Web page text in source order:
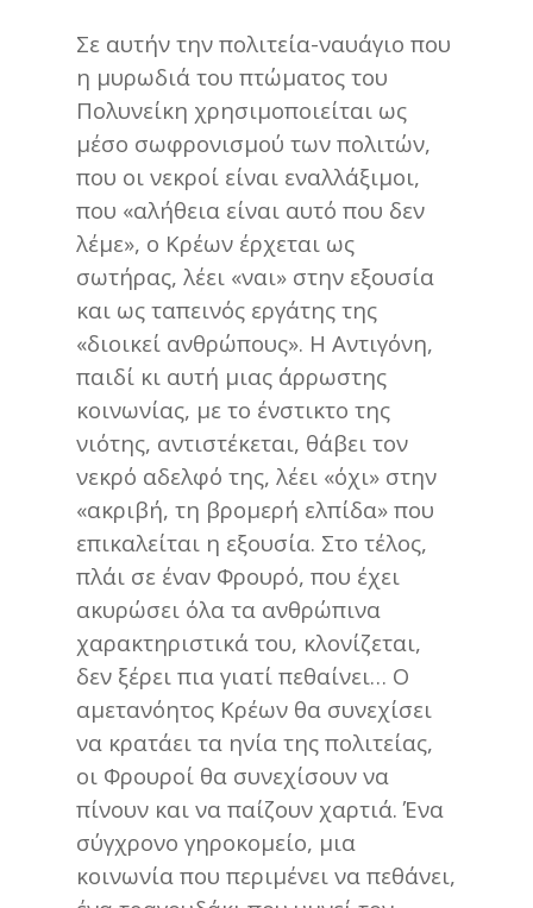
Σε αυτήν την πολιτεία-ναυάγιο που
η μυρωδιά του πτώματος του
Πολυνείκη χρησιμοποιείται ως
μέσο σωφρονισμού των πολιτών,
που οι νεκροί είναι εναλλάξιμοι,
που «αλήθεια είναι αυτό που δεν
λέμε», ο Κρέων έρχεται ως
σωτήρας, λέει «ναι» στην εξουσία
και ως ταπεινός εργάτης της
«διοικεί ανθρώπους». Η Αντιγόνη,
παιδί κι αυτή μιας άρρωστης
κοινωνίας, με το ένστικτο της
νιότης, αντιστέκεται, θάβει τον
νεκρό αδελφό της, λέει «όχι» στην
«ακριβή, τη βρομερή ελπίδα» που
επικαλείται η εξουσία. Στο τέλος,
πλάι σε έναν Φρουρό, που έχει
ακυρώσει όλα τα ανθρώπινα
χαρακτηριστικά του, κλονίζεται,
δεν ξέρει πια γιατί πεθαίνει… Ο
αμετανόητος Κρέων θα συνεχίσει
να κρατάει τα ηνία της πολιτείας,
οι Φρουροί θα συνεχίσουν να
πίνουν και να παίζουν χαρτιά. Ένα
σύγχρονο γηροκομείο, μια
κοινωνία που περιμένει να πεθάνει,